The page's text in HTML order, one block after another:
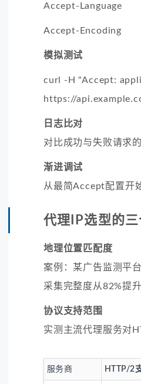
Accept-Language
Accept-Encoding
模拟测试
curl -H "Accept:
https://
日志比对
对比成功与失败请求
渐进调试
从最简Accept配置开
代理IP选型的
地理位置匹配度
案例：某广告监测平
采集完整度从82%提
协议支持范围
实测主流代理服务对
服务商 HTTP/2